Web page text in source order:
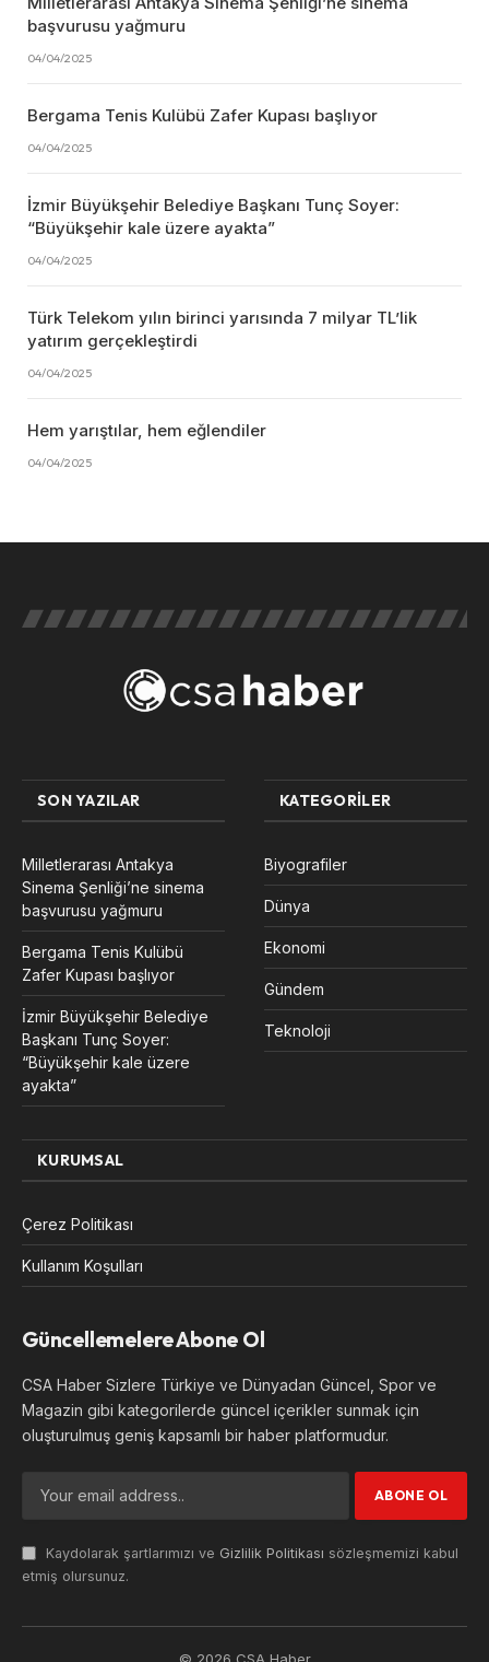
başvurusu yağmuru
04/04/2025
Bergama Tenis Kulübü Zafer Kupası başlıyor
04/04/2025
İzmir Büyükşehir Belediye Başkanı Tunç Soyer:
“Büyükşehir kale üzere ayakta”
04/04/2025
Türk Telekom yılın birinci yarısında 7 milyar TL’lik
yatırım gerçekleştirdi
04/04/2025
Hem yarıştılar, hem eğlendiler
04/04/2025
SON YAZILAR
Milletlerarası Antakya
Sinema Şenliği’ne sinema
başvurusu yağmuru
Bergama Tenis Kulübü
Zafer Kupası başlıyor
İzmir Büyükşehir Belediye
Başkanı Tunç Soyer:
“Büyükşehir kale üzere
ayakta”
KATEGORILER
Biyografiler
Dünya
Ekonomi
Gündem
Teknoloji
KURUMSAL
Çerez Politikası
Kullanım Koşulları
Güncellemelere Abone Ol
CSA Haber Sizlere Türkiye ve Dünyadan Güncel, Spor ve
Magazin gibi kategorilerde güncel içerikler sunmak için
oluşturulmuş geniş kapsamlı bir haber platformudur.
Kaydolarak şartlarımızı ve Gizlilik Politikası sözleşmemizi kabul
etmiş olursunuz.